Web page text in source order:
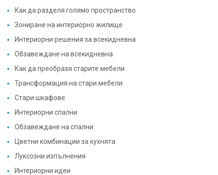
Как да разделя голямо пространство
Зониране на интериорно жилище
Интериорни решения за всекидневна
Обзавеждане на всекидневна
Как да преобразя старите мебели
Трансформация на стари мебели
Стари шкафове
Интериорни спални
Обзавеждане на спални
Цветни комбинации за кухнята
Луксозни изпълнения
Интериорни идеи